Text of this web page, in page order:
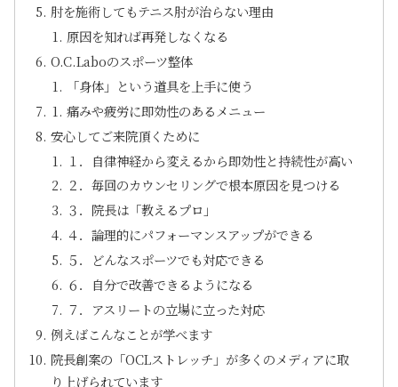
肘を施術してもテニス肘が治らない理由
原因を知れば再発しなくなる
O.C.Laboのスポーツ整体
「身体」という道具を上手に使う
痛みや疲労に即効性のあるメニュー
安心してご来院頂くために
１．自律神経から変えるから即効性と持続性が高い
２．毎回のカウンセリングで根本原因を見つける
３．院長は「教えるプロ」
４．論理的にパフォーマンスアップができる
５．どんなスポーツでも対応できる
６．自分で改善できるようになる
７．アスリートの立場に立った対応
例えばこんなことが学べます
院長創案の「OCLストレッチ」が多くのメディアに取
り上げられています